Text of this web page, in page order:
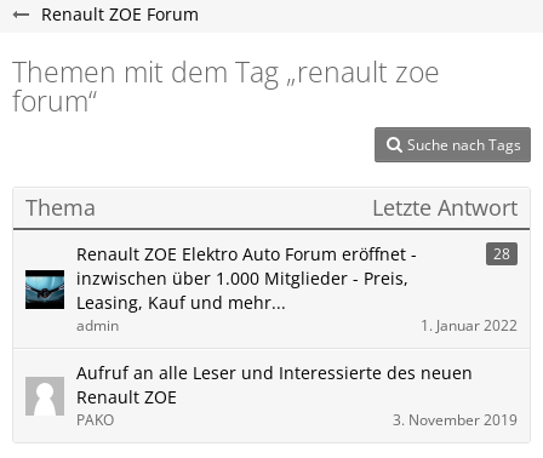
Renault ZOE Forum
Themen mit dem Tag „renault zoe
forum“
Suche nach Tags
Thema Letzte Antwort
Renault ZOE Elektro Auto Forum eröffnet -
inzwischen über 1.000 Mitglieder - Preis,
Leasing, Kauf und mehr...
28
admin 1. Januar 2022
Aufruf an alle Leser und Interessierte des neuen
Renault ZOE
PAKO 3. November 2019